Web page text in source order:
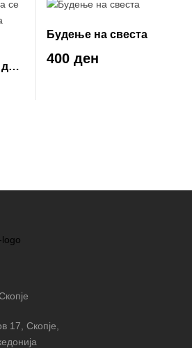
да
Будење на свеста
400 ден
17, Скопје,